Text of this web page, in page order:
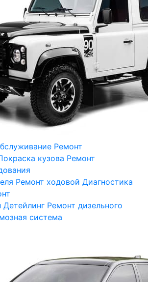
Ремонт
кузова Ремонт
Ремонт ходовой Диагностика
Детейлинг Ремонт дизельного
система